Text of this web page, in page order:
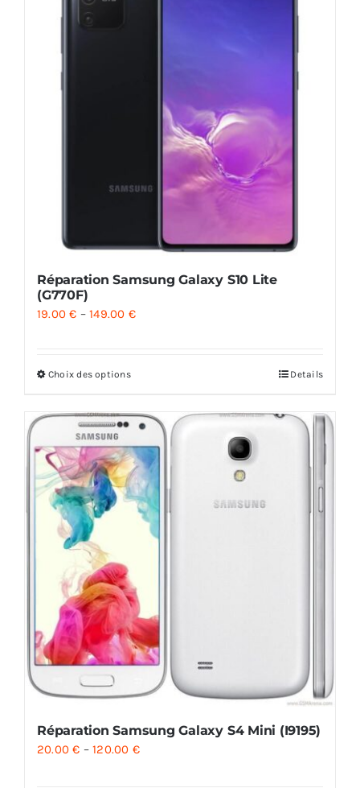
Réparation Samsung Galaxy S10 Lite
(G770F)
19.00€ –149.00 €
Choix des options Details
Réparation Samsung Galaxy S4 Mini (I9195)
20.00€ –120.00 €